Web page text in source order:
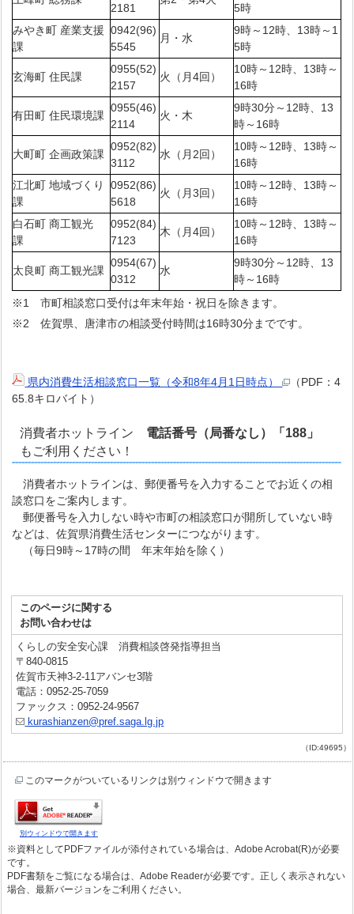
2181
5時
みやき町 産業支援
課
0942(96)
5545
月・水
9時～12時、13時～1
5時
玄海町 住民課
0955(52)
2157
火（月4回）
10時～12時、13時～
16時
有田町 住民環境課
0955(46)
2114
火・木
9時30分～12時、13
時～16時
大町町 企画政策課
0952(82)
3112
水（月2回）
10時～12時、13時～
16時
江北町 地域づくり
課
0952(86)
5618
火（月3回）
10時～12時、13時～
16時
白石町 商工観光
課
0952(84)
7123
木（月4回）
10時～12時、13時～
16時
太良町 商工観光課
0954(67)
0312
水
9時30分～12時、13
時～16時
※1 市町相談窓口受付は年末年始・祝日を除きます。
※2 佐賀県、唐津市の相談受付時間は16時30分までです。
県内消費生活相談窓口一覧（令和8年4月1日時点）
（PDF：4
65.8キロバイト）
消費者ホットライン 電話番号（局番なし）「188」
もご利用ください！
消費者ホットラインは、郵便番号を入力することでお近くの相
談窓口をご案内します。
郵便番号を入力しない時や市町の相談窓口が開所していない時
などは、佐賀県消費生活センターにつながります。
（毎日9時～17時の間 年末年始を除く）
このページに関する
お問い合わせは
くらしの安全安心課 消費相談啓発指導担当
〒840-0815
佐賀市天神3-2-11アバンセ3階
電話：0952-25-7059
ファックス：0952-24-9567
kurashianzen@pref.saga.lg.jp
（ID:49695）
このマークがついているリンクは別ウィンドウで開きます
別ウィンドウで開きます
※資料としてPDFファイルが添付されている場合は、Adobe Acrobat(R)が必要
です。
PDF書類をご覧になる場合は、Adobe Readerが必要です。正しく表示されない
場合、最新バージョンをご利用ください。